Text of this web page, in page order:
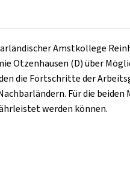
Amstkollege
Otzenhausen (D) über
die Fortschritte der
Für die
werden können.